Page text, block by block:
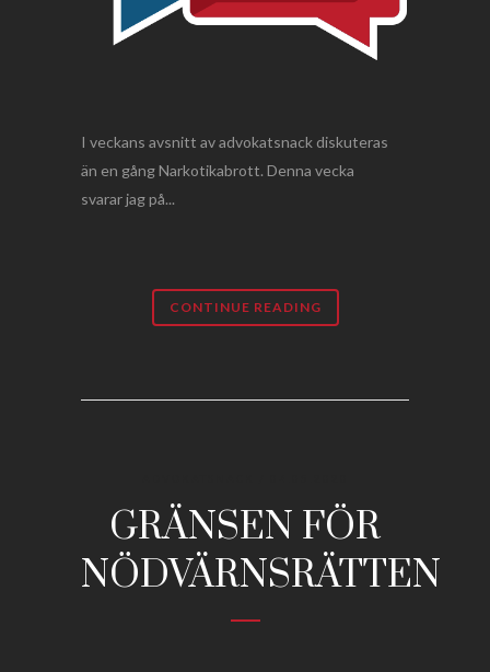
I veckans avsnitt av advokatsnack diskuteras
än en gång Narkotikabrott. Denna vecka
svarar jag på...
CONTINUE READING
GRÄNSEN FÖR
NÖDVÄRNSRÄTTEN